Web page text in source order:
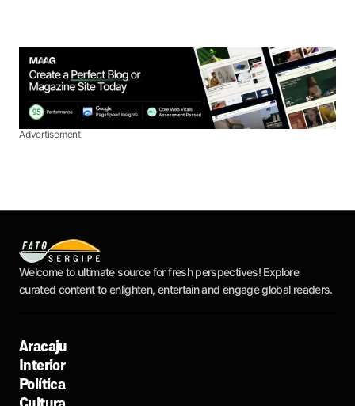
Advertisement
Welcome to ultimate source for fresh perspectives! Explore
curated content to enlighten, entertain and engage global readers.
Aracaju
Interior
Política